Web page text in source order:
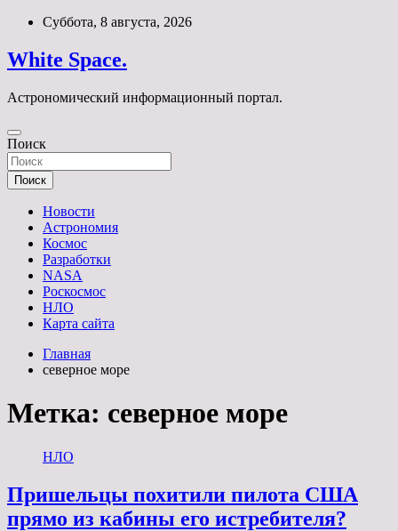
Перейти
содержимому
Суббота, 8 августа, 2026
White Space.
Астрономический информационный портал.
Поиск
Поиск
Новости
Астрономия
Космос
Разработки
NASA
Роскосмос
НЛО
Карта сайта
Главная
северное море
Метка: северное море
НЛО
Пришельцы похитили пилота США
прямо из кабины его истребителя?